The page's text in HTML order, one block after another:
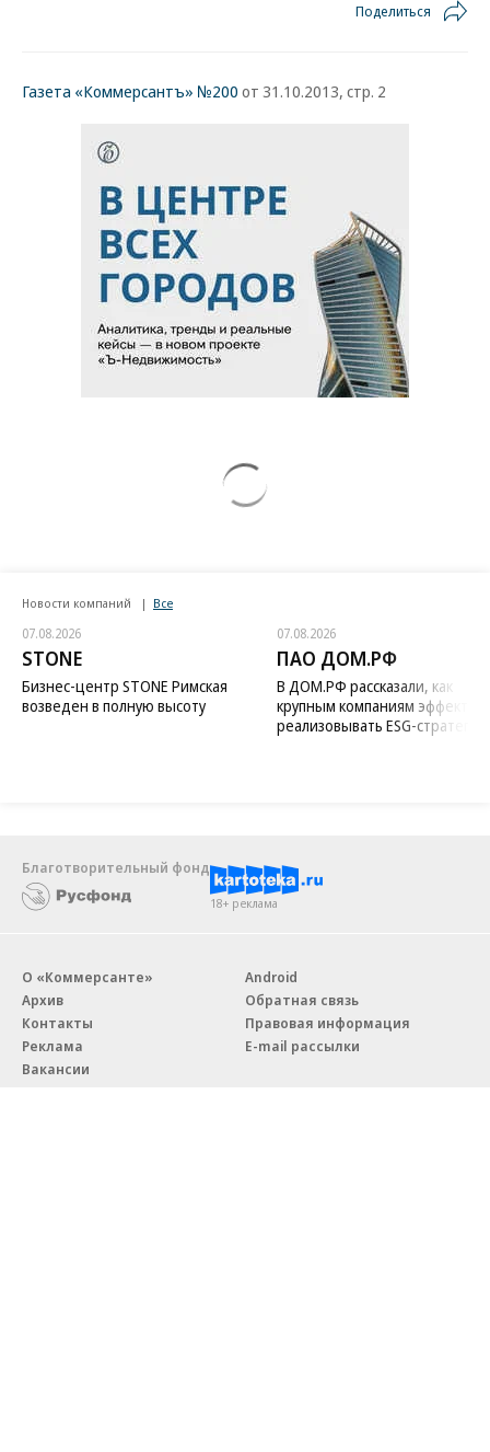
Поделиться
Газета «Коммерсантъ» №200 от 31.10.2013, стр. 2
Новости компаний Все
07.08.2026
STONE
Бизнес-центр STONE Римская
возведен в полную высоту
07.08.2026
ПАО ДОМ.РФ
В ДОМ.РФ рассказали, как
крупным компаниям
реализовывать ESG-стратегию
Благотворительный фонд
18+ реклама
О «Коммерсанте»
Архив
Контакты
Реклама
Вакансии
Android
Обратная связь
Правовая информация
E-mail рассылки